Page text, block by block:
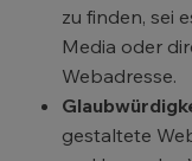
zu finden, sei
Media oder
Webadresse.
gestaltete